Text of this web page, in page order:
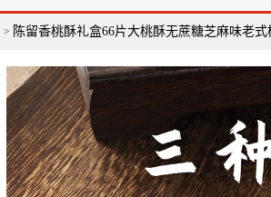
> 陈留香桃酥礼盒66片大桃酥无蔗糖芝麻味老